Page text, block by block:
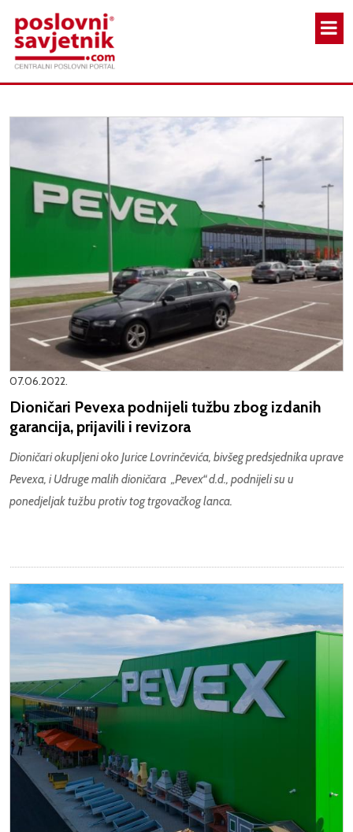
07.06.2022.
Dioničari Pevexa podnijeli tužbu zbog izdanih
garancija, prijavili i revizora
Dioničari okupljeni oko Jurice Lovrinčevića, bivšeg predsjednika uprave
Pevexa, i Udruge malih dioničara „Pevex“ d.d., podnijeli su u
ponedjeljak tužbu protiv tog trgovačkog lanca.